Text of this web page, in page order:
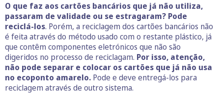
O que faz aos cartões bancários que já não utiliza,
passaram de validade ou se estragaram? Pode
reciclá-los. Porém, a reciclagem dos cartões bancários não
é feita através do método usado com o restante plástico, já
que contêm componentes eletrónicos que não são
digeridos no processo de reciclagam. Por isso, atenção,
não pode separar e colocar os cartões que já não usa
no ecoponto amarelo. Pode e deve entregá-los para
reciclagem através de outro sistema.